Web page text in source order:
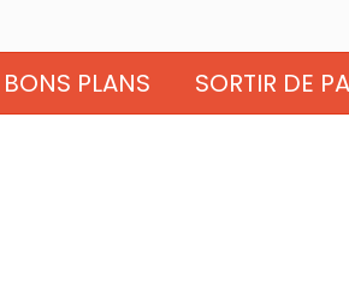
BONS PLANS SORTIR DE